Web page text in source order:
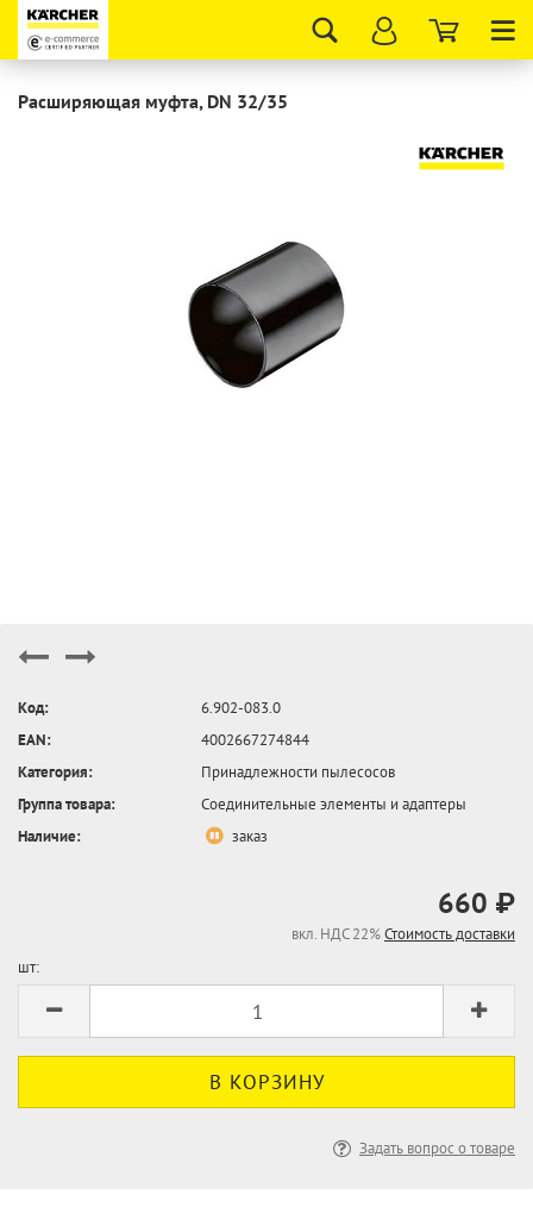
Расширяющая муфта, DN 32/35
Код:
6.902-083.0
EAN:
4002667274844
Категория:
Принадлежности пылесосов
Группа товара:
Соединительные элементы и адаптеры
Наличие:
заказ
660 ₽
вкл. НДС 22%Стоимость доставки
шт:
Задать вопрос о товаре